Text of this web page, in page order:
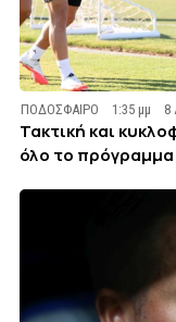
ΠΟΔΟΣΦΑΙΡΟ 1:35 μμ 8
Τακτική και
όλο το πρόγραμμα